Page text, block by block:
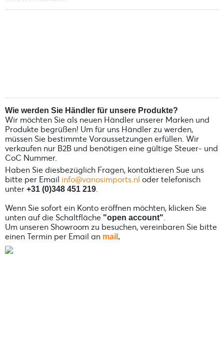
Wie werden Sie Händler für unsere Produkte?
Wir möchten Sie als neuen Händler unserer Marken und
Produkte begrüßen! Um für uns Händler zu werden,
müssen Sie bestimmte Voraussetzungen erfüllen. Wir
verkaufen nur B2B und benötigen eine gültige Steuer- und
CoC Nummer.
Haben Sie diesbezüglich Fragen, kontaktieren Sue uns
bitte per Email info@vanosimports.nl oder telefonisch
unter +31 (0)348 451 219.
Wenn Sie sofort ein Konto eröffnen möchten, klicken Sie
unten auf die Schaltfläche "open account".
Um unseren Showroom zu besuchen, vereinbaren Sie bitte
einen Termin per Email an mail .